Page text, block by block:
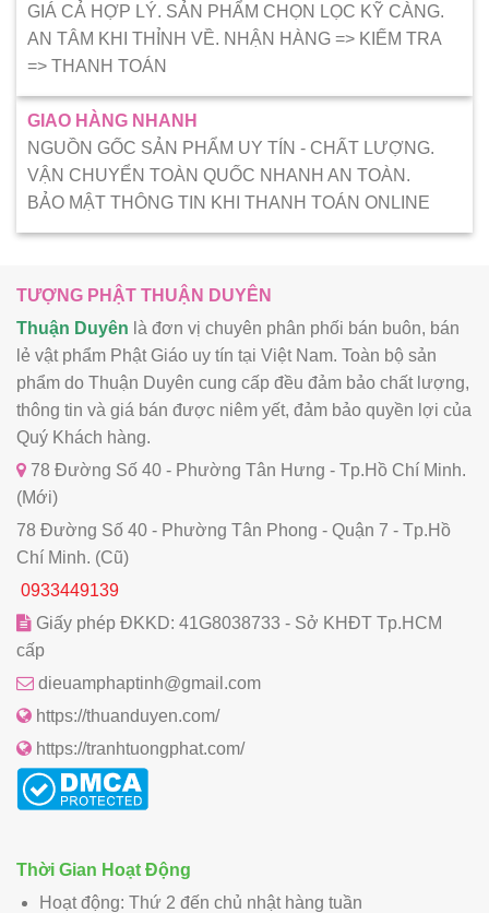
GIÁ CẢ HỢP LÝ. SẢN PHẨM CHỌN LỌC KỸ CÀNG.
AN TÂM KHI THỈNH VỀ. NHẬN HÀNG => KIẾM TRA
=> THANH TOÁN
GIAO HÀNG NHANH
NGUỒN GỐC SẢN PHẨM UY TÍN - CHẤT LƯỢNG.
VẬN CHUYỂN TOÀN QUỐC NHANH AN TOÀN.
BẢO MẬT THÔNG TIN KHI THANH TOÁN ONLINE
TƯỢNG PHẬT THUẬN DUYÊN
Thuận Duyên là đơn vị chuyên phân phối bán buôn, bán
lẻ vật phẩm Phật Giáo uy tín tại Việt Nam. Toàn bộ sản
phẩm do Thuận Duyên cung cấp đều đảm bảo chất lượng,
thông tin và giá bán được niêm yết, đảm bảo quyền lợi của
Quý Khách hàng.
78 Đường Số 40 - Phường Tân Hưng - Tp.Hồ Chí Minh.
(Mới)
78 Đường Số 40 - Phường Tân Phong - Quận 7 - Tp.Hồ
Chí Minh. (Cũ)
0933449139
Giấy phép ĐKKD: 41G8038733 - Sở KHĐT Tp.HCM
cấp
dieuamphaptinh@gmail.com
https://thuanduyen.com/
https://tranhtuongphat.com/
Thời Gian Hoạt Động
Hoạt động: Thứ 2 đến chủ nhật hàng tuần